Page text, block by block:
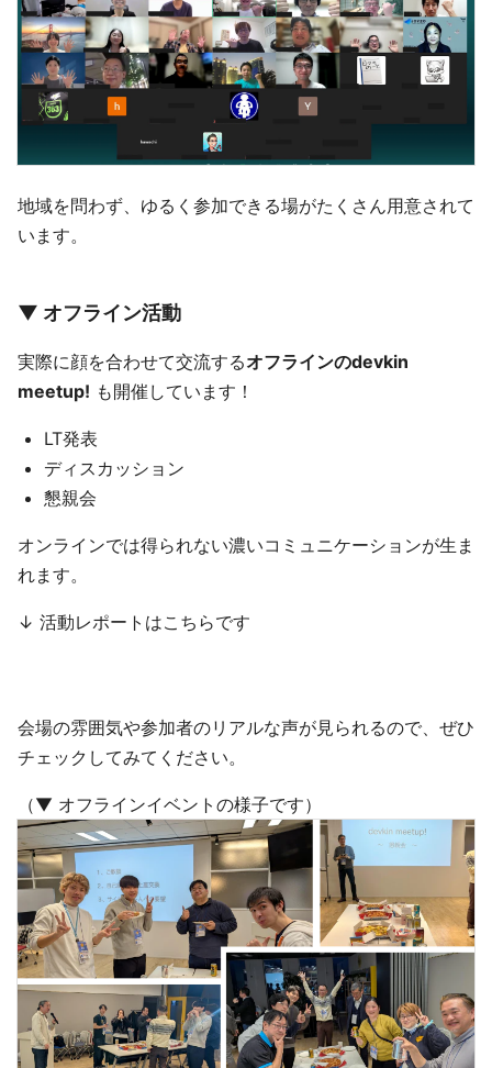
地域を問わず、ゆるく参加できる場がたくさん用意されて
います。
▼ オフライン活動
実際に顔を合わせて交流するオフラインのdevkin
meetup! も開催しています！
LT発表
ディスカッション
懇親会
オンラインでは得られない濃いコミュニケーションが生ま
れます。
↓ 活動レポートはこちらです
会場の雰囲気や参加者のリアルな声が見られるので、ぜひ
チェックしてみてください。
（▼ オフラインイベントの様子です）